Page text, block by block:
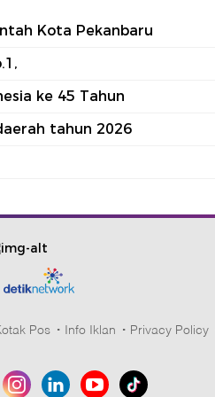
Kota Pekanbaru
ke 45 Tahun
tahun 2026
Pos Info Iklan Privacy Policy